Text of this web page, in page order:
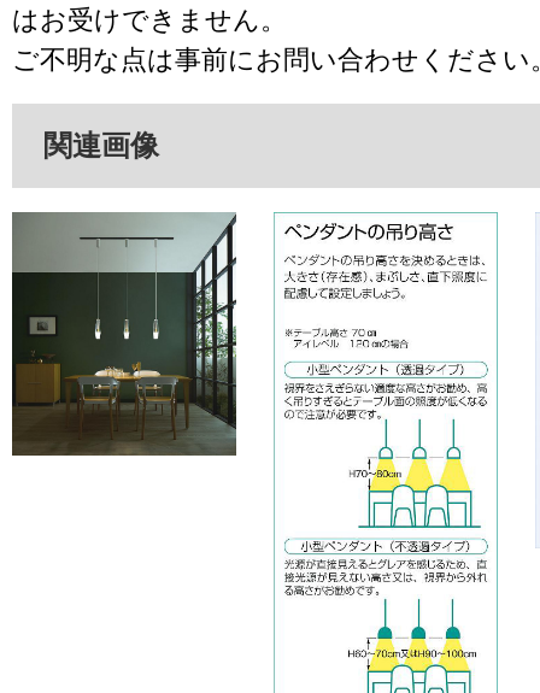
はお受けできません。
ご不明な点は事前にお問い合わせください
関連画像